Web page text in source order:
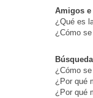
Amigos
¿Qué es
¿Cómo
¿Cómo
¿Por qué
¿Por qué